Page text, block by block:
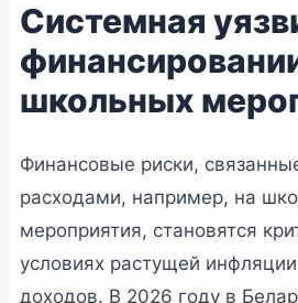
📅 23 июня 2026 • 👁 6 120
Системная
школьных
Финансовые риски,
расходами, например, на
мероприятия, становятся
условиях растущей
доходов. В 2026 году в